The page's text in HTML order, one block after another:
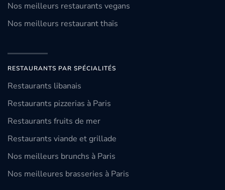
Nos meilleurs restaurants vegans
Nos meilleurs restaurant thaïs
RESTAURANTS PAR SPÉCIALITÉS
Restaurants libanais
Restaurants pizzerias à Paris
Restaurants fruits de mer
Restaurants viande et grillade
Nos meilleurs brunchs à Paris
Nos meilleures brasseries à Paris